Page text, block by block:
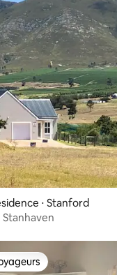
⋅ Stanford
les plus appréciés